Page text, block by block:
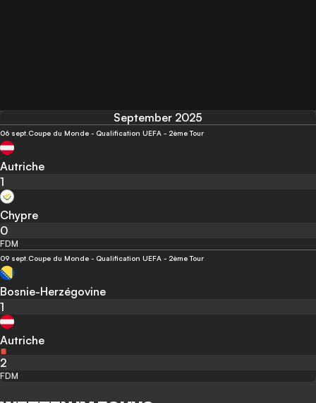
September 2025
06 sept. Coupe du Monde - Qualification UEFA - 2ème Tour
Autriche
1
Chypre
0
FDM
09 sept. Coupe du Monde - Qualification UEFA - 2ème Tour
Bosnie-Herzégovine
1
Autriche
2
FDM